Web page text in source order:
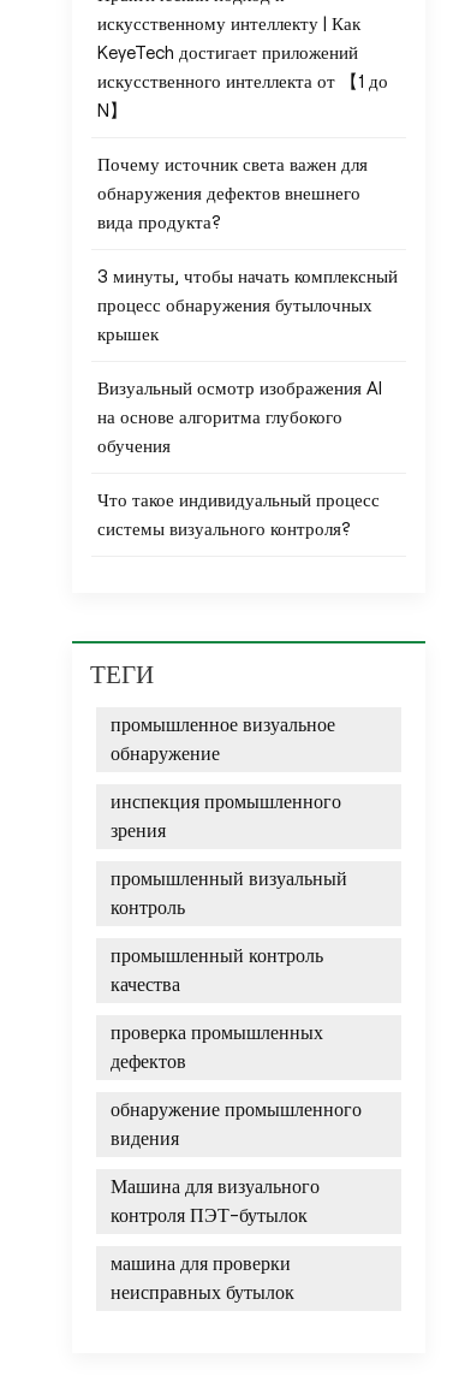
искусственному интеллекту | Как
KeyeTech достигает приложений
искусственного интеллекта от 【1 до
N】
Почему источник света важен для
обнаружения дефектов внешнего
вида продукта?
3 минуты, чтобы начать комплексный
процесс обнаружения бутылочных
крышек
Визуальный осмотр изображения AI
на основе алгоритма глубокого
обучения
Что такое индивидуальный процесс
системы визуального контроля?
ТЕГИ
промышленное визуальное
обнаружение
инспекция промышленного
зрения
промышленный визуальный
контроль
промышленный контроль
качества
проверка промышленных
дефектов
обнаружение промышленного
видения
Машина для визуального
контроля ПЭТ-бутылок
машина для проверки
неисправных бутылок